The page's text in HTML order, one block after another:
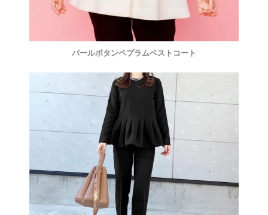
パールボタンペプラムベストコート